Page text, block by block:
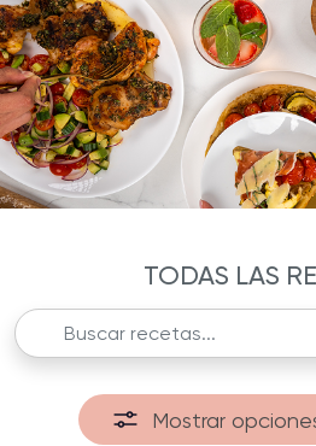
TODAS LAS
Mostrar